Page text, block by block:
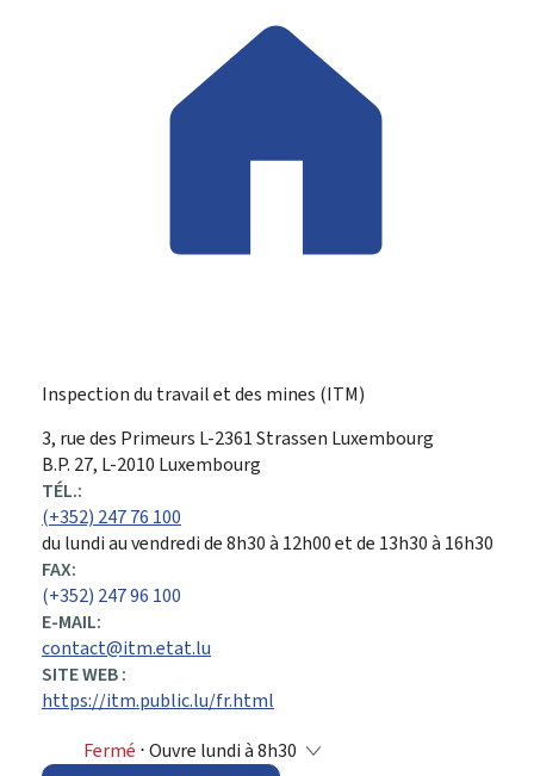
Inspection du travail et des mines (ITM)
ADRESSE
:
3, rue des Primeurs L-2361Strassen Luxembourg
B.P. 27, L-2010 Luxembourg
TÉL.:
(+352) 247 76 100
du lundi au vendredi de 8h30 à 12h00 et de 13h30 à 16h30
FAX:
(+352) 247 96 100
E-MAIL:
contact@itm.etat.lu
SITE WEB :
https://itm.public.lu/fr.html
Fermé ⋅ Ouvre lundi à 8h30